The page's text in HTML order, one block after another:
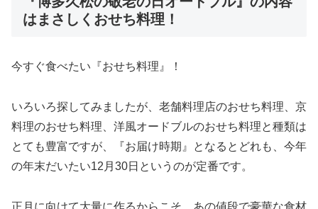
はまさしくおせち料理！
今すぐ食べたい『おせち料理』！
いろいろ探してみましたが、老舗料理店のおせち料理、京
料理のおせち料理、洋風オードブルのおせち料理と種類は
とても豊富ですが、『お届け時期』となるとどれも、今年
の年末だいたい12月30日というのが定番です。
正月に向けて大量に作るからこそ、あの値段で豪華な食材